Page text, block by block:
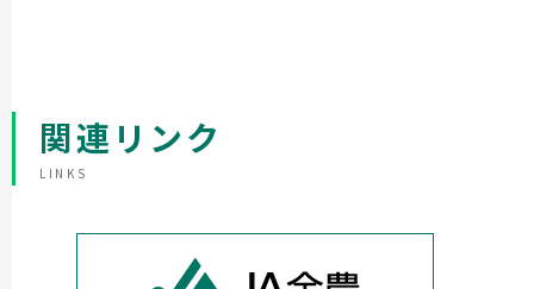
関連リンク
LINKS